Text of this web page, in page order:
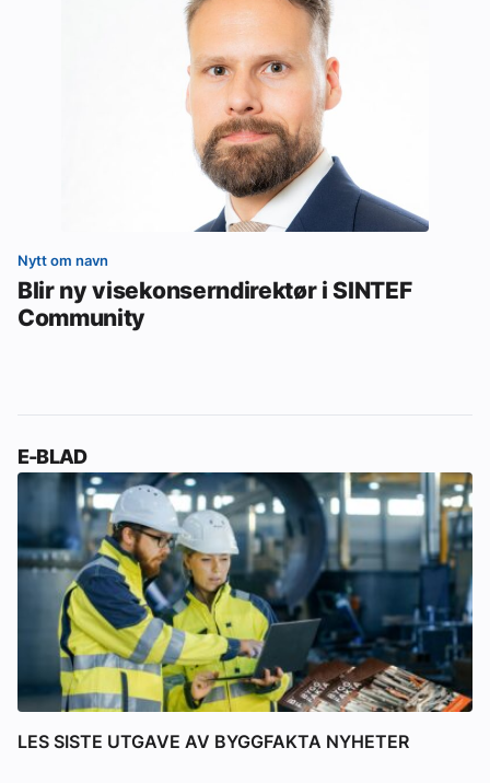
Nytt om navn
Blir ny visekonserndirektør i SINTEF
Community
E-BLAD
LES SISTE UTGAVE AV BYGGFAKTA NYHETER